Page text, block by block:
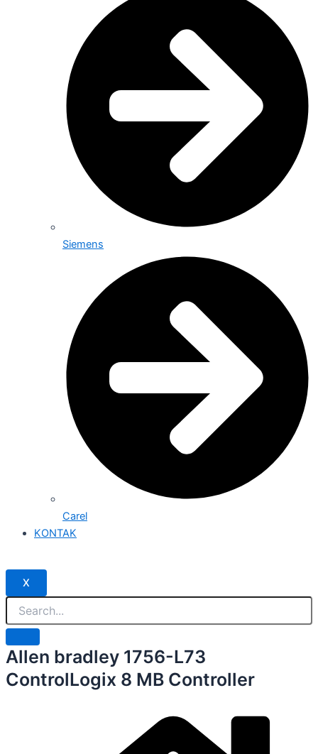
Siemens
Carel
KONTAK
X
Allen bradley 1756-L73
ControlLogix 8 MB Controller